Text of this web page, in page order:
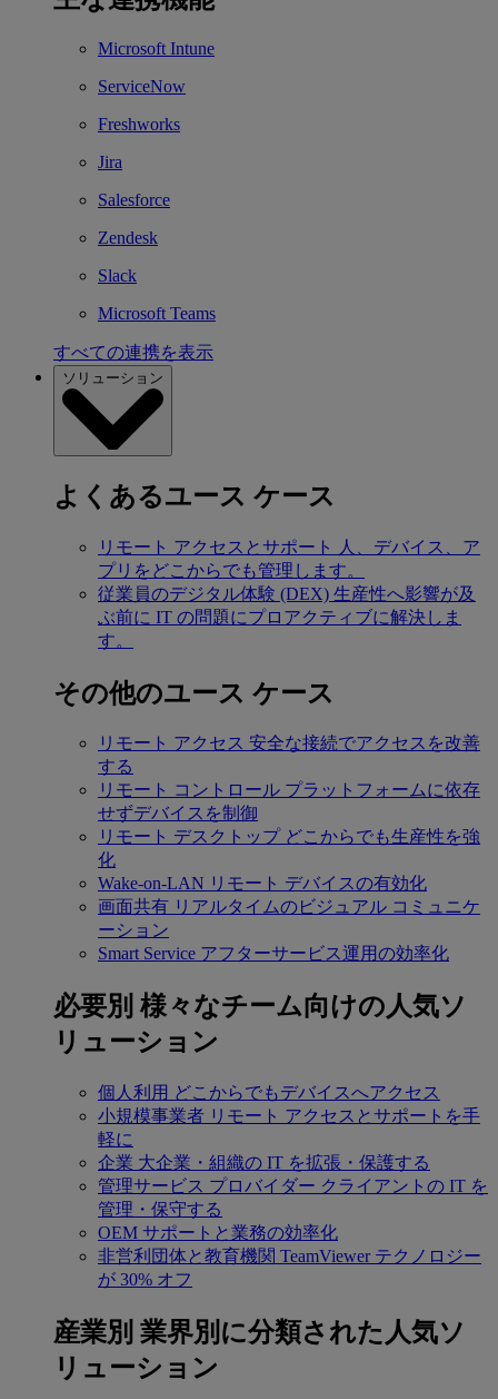
Microsoft Intune
ServiceNow
Freshworks
Jira
Salesforce
Zendesk
Slack
Microsoft Teams
すべての連携を表示
ソリューション
よくあるユース ケース
リモート アクセスとサポート
人、デバイス、ア
プリをどこからでも管理します。
従業員のデジタル体験 (DEX) 生産性へ影響が及
ぶ前に IT の問題にプロアクティブに解決しま
す。
その他のユース ケース
リモート アクセス 安全な接続でアクセスを改善
する
リモート コントロール プラットフォームに依存
せずデバイスを制御
リモート デスクトップ どこからでも生産性を強
化
Wake-on-LAN リモート デバイスの有効化
画面共有 リアルタイムのビジュアル コミュニケ
ーション
Smart Service アフターサービス運用の効率化
必要別 様々なチーム向けの人気ソ
リューション
個人利用 どこからでもデバイスへアクセス
小規模事業者 リモート アクセスとサポートを手
軽に
企業 大企業・組織の IT を拡張・保護する
管理サービス プロバイダー クライアントの IT を
管理・保守する
OEM サポートと業務の効率化
非営利団体と教育機関 TeamViewer テクノロジー
が 30% オフ
産業別 業界別に分類された人気ソ
リューション